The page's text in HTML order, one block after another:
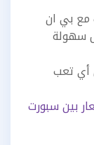
مع بي ان
سهولة
أي تعب
بين سبورت